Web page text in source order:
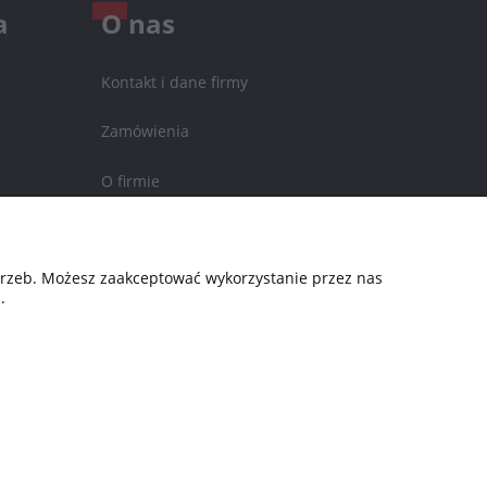
O nas
Kontakt i dane firmy
Zamówienia
O firmie
Możesz zaakceptować wykorzystanie przez nas